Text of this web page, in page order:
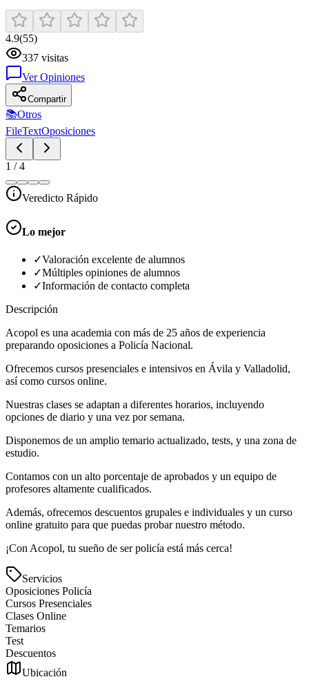
4.9(55)
337 visitas
Ver Opiniones
Compartir
📚Otros
FileTextOposiciones
1 /4
Veredicto Rápido
Lo mejor
✓Valoración excelente de alumnos
✓Múltiples opiniones de alumnos
✓Información de contacto completa
Descripción
Acopol es una academia con más de 25 años de experiencia
preparando oposiciones a Policía Nacional.
Ofrecemos cursos presenciales e intensivos en Ávila y Valladolid,
así como cursos online.
Nuestras clases se adaptan a diferentes horarios, incluyendo
opciones de diario y una vez por semana.
Disponemos de un amplio temario actualizado, tests, y una zona de
estudio.
Contamos con un alto porcentaje de aprobados y un equipo de
profesores altamente cualificados.
Además, ofrecemos descuentos grupales e individuales y un curso
online gratuito para que puedas probar nuestro método.
¡Con Acopol, tu sueño de ser policía está más cerca!
Servicios
Oposiciones Policía
Cursos Presenciales
Clases Online
Temarios
Test
Descuentos
Ubicación